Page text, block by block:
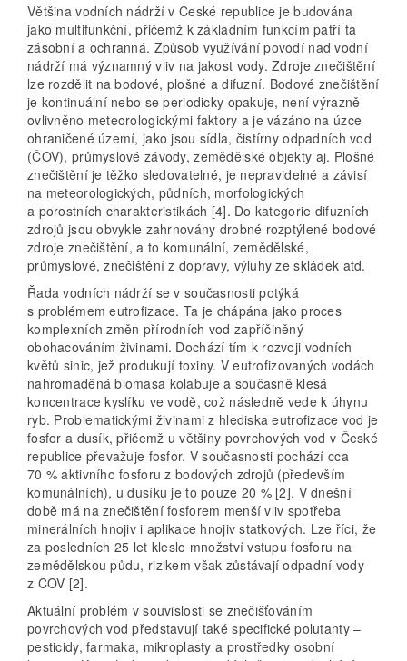
Většina vodních nádrží v České republice je budována
jako multifunkční, přičemž k základním funkcím patří ta
zásobní a ochranná. Způsob využívání povodí nad vodní
nádrží má významný vliv na jakost vody. Zdroje znečištění
lze rozdělit na bodové, plošné a difuzní. Bodové znečištění
je kontinuální nebo se periodicky opakuje, není výrazně
ovlivněno meteorologickými faktory a je vázáno na úzce
ohraničené území, jako jsou sídla, čistírny odpadních vod
(ČOV), průmyslové závody, zemědělské objekty aj. Plošné
znečištění je těžko sledovatelné, je nepravidelné a závisí
na meteorologických, půdních, morfologických
a porostních charakteristikách [4]. Do kategorie difuzních
zdrojů jsou obvykle zahrnovány drobné rozptýlené bodové
zdroje znečištění, a to komunální, zemědělské,
průmyslové, znečištění z dopravy, výluhy ze skládek atd.
Řada vodních nádrží se v současnosti potýká
s problémem eutrofizace. Ta je chápána jako proces
komplexních změn přírodních vod zapříčiněný
obohacováním živinami. Dochází tím k rozvoji vodních
květů sinic, jež produkují toxiny. V eutrofizovaných vodách
nahromaděná biomasa kolabuje a současně klesá
koncentrace kyslíku ve vodě, což následně vede k úhynu
ryb. Problematickými živinami z hlediska eutrofizace vod je
fosfor a dusík, přičemž u většiny povrchových vod v České
republice převažuje fosfor. V současnosti pochází cca
70 % aktivního fosforu z bodových zdrojů (především
komunálních), u dusíku je to pouze 20 % [2]. V dnešní
době má na znečištění fosforem menší vliv spotřeba
minerálních hnojiv i aplikace hnojiv statkových. Lze říci, že
za posledních 25 let kleslo množství vstupu fosforu na
zemědělskou půdu, rizikem však zůstávají odpadní vody
z ČOV [2].
Aktuální problém v souvislosti se znečišťováním
povrchových vod představují také specifické polutanty –
pesticidy, farmaka, mikroplasty a prostředky osobní